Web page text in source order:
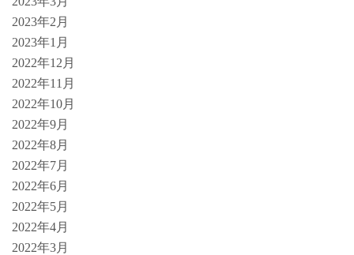
2023年2月
2023年1月
2022年12月
2022年11月
2022年10月
2022年9月
2022年8月
2022年7月
2022年6月
2022年5月
2022年4月
2022年3月